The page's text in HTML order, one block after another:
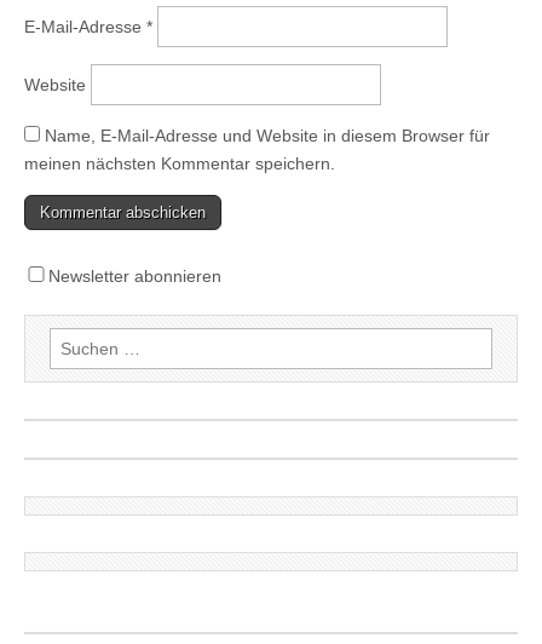
E-Mail-Adresse *
Website
Name, E-Mail-Adresse und Website in diesem Browser für
meinen nächsten Kommentar speichern.
Newsletter abonnieren
Suchen
nach: